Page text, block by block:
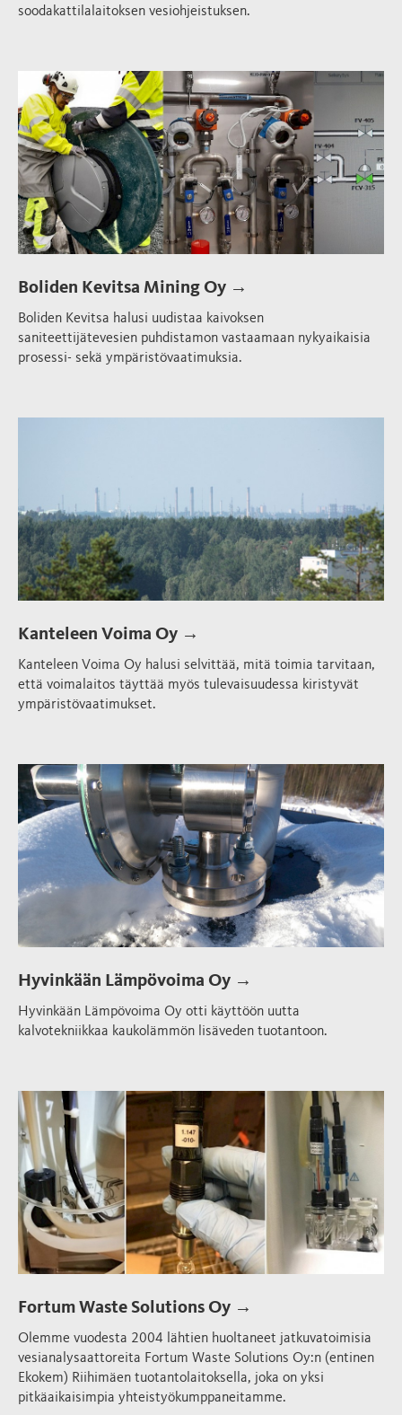
soodakattilalaitoksen vesiohjeistuksen.
Boliden Kevitsa Mining Oy →
Boliden Kevitsa halusi uudistaa kaivoksen
saniteettijätevesien puhdistamon vastaamaan nykyaikaisia
prosessi- sekä ympäristövaatimuksia.
Kanteleen Voima Oy →
Kanteleen Voima Oy halusi selvittää, mitä toimia tarvitaan,
että voimalaitos täyttää myös tulevaisuudessa kiristyvät
ympäristövaatimukset.
Hyvinkään Lämpövoima Oy →
Hyvinkään Lämpövoima Oy otti käyttöön uutta
kalvotekniikkaa kaukolämmön lisäveden tuotantoon.
Fortum Waste Solutions Oy →
Olemme vuodesta 2004 lähtien huoltaneet jatkuvatoimisia
vesianalysaattoreita Fortum Waste Solutions Oy:n (entinen
Ekokem) Riihimäen tuotantolaitoksella, joka on yksi
pitkäaikaisimpia yhteistyökumppaneitamme.